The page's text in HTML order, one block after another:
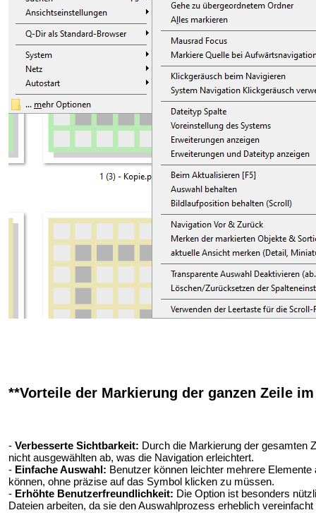
**Vorteile der Markierung der ganzen Zeile
- Verbesserte Sichtbarkeit: Durch die Markierung der gesamten
nicht ausgewählten ab, was die Navigation erleichtert.
- Einfache Auswahl: Benutzer können leichter mehrere
können, ohne präzise auf das Symbol klicken zu müssen.
- Erhöhte Benutzerfreundlichkeit: Die Option ist besonders
Dateien arbeiten, da sie den Auswahlprozess erheblich